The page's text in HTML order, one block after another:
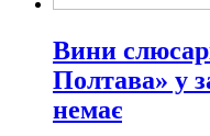
Вини
Полтава» у
немає